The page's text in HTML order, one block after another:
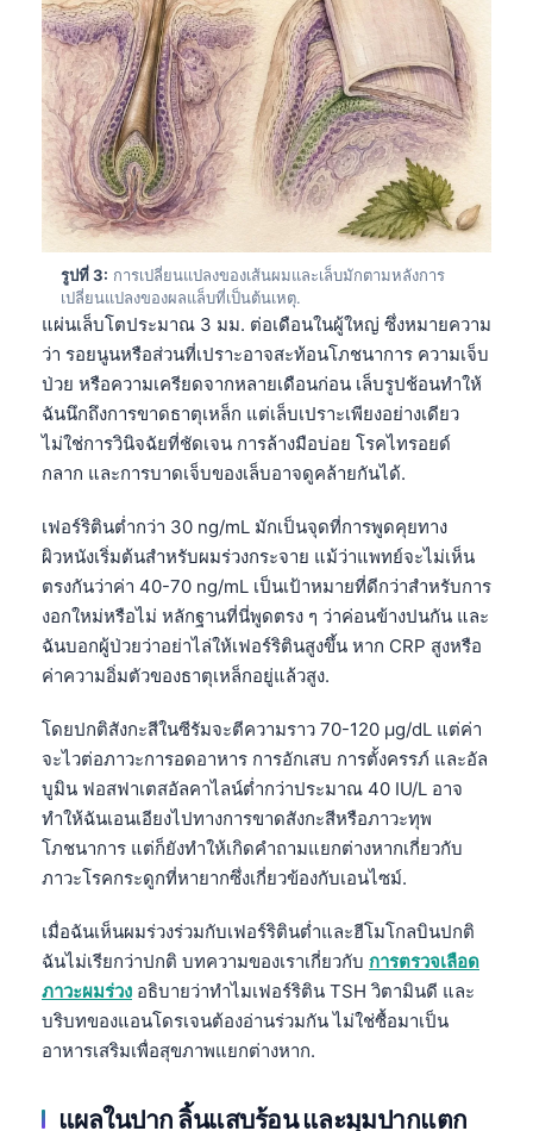
รูปที่ 3: การเปลี่ยนแปลงของเส้นผมและเล็บมักตามหลังการ
เปลี่ยนแปลงของผลแล็บที่เป็นต้นเหตุ.
แผ่นเล็บโตประมาณ 3 มม. ต่อเดือนในผู้ใหญ่ ซึ่งหมายความ
ว่า รอยนูนหรือส่วนที่เปราะอาจสะท้อนโภชนาการ ความเจ็บ
ป่วย หรือความเครียดจากหลายเดือนก่อน เล็บรูปช้อนทำให้
ฉันนึกถึงการขาดธาตุเหล็ก แต่เล็บเปราะเพียงอย่างเดียว
ไม่ใช่การวินิจฉัยที่ชัดเจน การล้างมือบ่อย โรคไทรอยด์
กลาก และการบาดเจ็บของเล็บอาจดูคล้ายกันได้.
เฟอร์ริตินต่ำกว่า 30 ng/mL มักเป็นจุดที่การพูดคุยทาง
ผิวหนังเริ่มต้นสำหรับผมร่วงกระจาย แม้ว่าแพทย์จะไม่เห็น
ตรงกันว่าค่า 40-70 ng/mL เป็นเป้าหมายที่ดีกว่าสำหรับการ
งอกใหม่หรือไม่ หลักฐานที่นี่พูดตรง ๆ ว่าค่อนข้างปนกัน และ
ฉันบอกผู้ป่วยว่าอย่าไล่ให้เฟอร์ริตินสูงขึ้น หาก CRP สูงหรือ
ค่าความอิ่มตัวของธาตุเหล็กอยู่แล้วสูง.
โดยปกติสังกะสีในซีรัมจะตีความราว 70-120 µg/dL แต่ค่า
จะไวต่อภาวะการอดอาหาร การอักเสบ การตั้งครรภ์ และอัล
บูมิน ฟอสฟาเตสอัลคาไลน์ต่ำกว่าประมาณ 40 IU/L อาจ
ทำให้ฉันเอนเอียงไปทางการขาดสังกะสีหรือภาวะทุพ
โภชนาการ แต่ก็ยังทำให้เกิดคำถามแยกต่างหากเกี่ยวกับ
ภาวะโรคกระดูกที่หายากซึ่งเกี่ยวข้องกับเอนไซม์.
เมื่อฉันเห็นผมร่วงร่วมกับเฟอร์ริตินต่ำและฮีโมโกลบินปกติ
ฉันไม่เรียกว่าปกติ บทความของเราเกี่ยวกับ การตรวจเลือด
ภาวะผมร่วง อธิบายว่าทำไมเฟอร์ริติน TSH วิตามินดี และ
บริบทของแอนโดรเจนต้องอ่านร่วมกัน ไม่ใช่ซื้อมาเป็น
อาหารเสริมเพื่อสุขภาพแยกต่างหาก.
แผลในปาก ลิ้นแสบร้อน และมุมปากแตก